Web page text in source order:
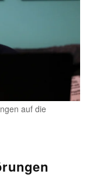
auf die